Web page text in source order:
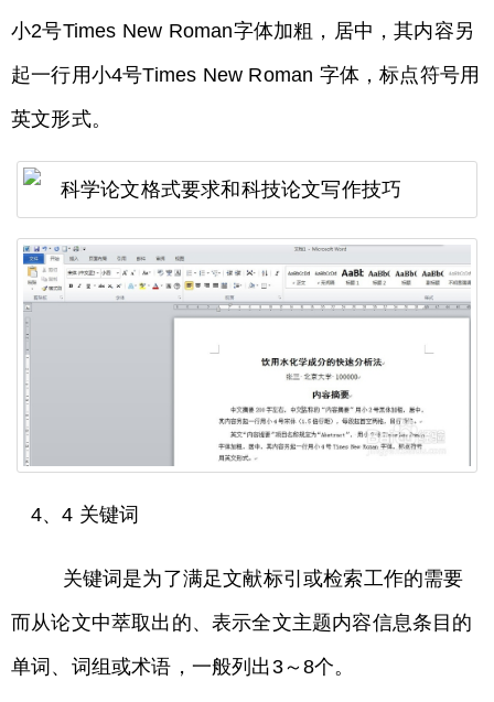
小2号Times New Roman字体加粗，居中，其内容另
起一行用小4号Times New Roman 字体，标点符号用
英文形式。
4、4 关键词
关键词是为了满足文献标引或检索工作的需要
而从论文中萃取出的、表示全文主题内容信息条目的
单词、词组或术语，一般列出3～8个。